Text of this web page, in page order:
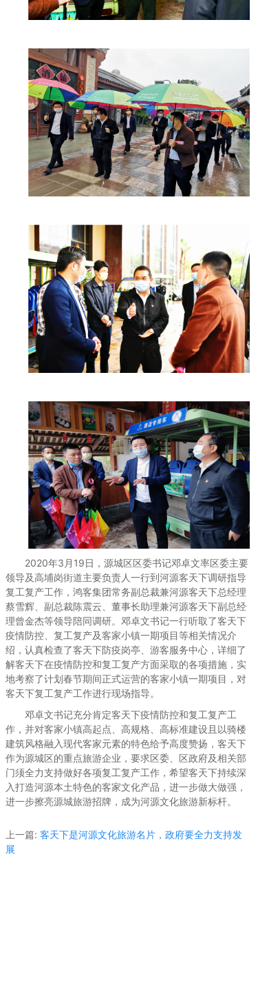
2020年3月19日，源城区区委书记邓卓文率区委主要
领导及高埔岗街道主要负责人一行到河源客天下调研指导
复工复产工作，鸿客集团常务副总裁兼河源客天下总经理
蔡雪辉、副总裁陈震云、董事长助理兼河源客天下副总经
理曾金杰等领导陪同调研。邓卓文书记一行听取了客天下
疫情防控、复工复产及客家小镇一期项目等相关情况介
绍，认真检查了客天下防疫岗亭、游客服务中心，详细了
解客天下在疫情防控和复工复产方面采取的各项措施，实
地考察了计划春节期间正式运营的客家小镇一期项目，对
客天下复工复产工作进行现场指导。
邓卓文书记充分肯定客天下疫情防控和复工复产工
作，并对客家小镇高起点、高规格、高标准建设且以骑楼
建筑风格融入现代客家元素的特色给予高度赞扬，客天下
作为源城区的重点旅游企业，要求区委、区政府及相关部
门须全力支持做好各项复工复产工作，希望客天下持续深
入打造河源本土特色的客家文化产品，进一步做大做强，
进一步擦亮源城旅游招牌，成为河源文化旅游新标杆。
上一篇: 客天下是河源文化旅游名片，政府要全力支持发
展